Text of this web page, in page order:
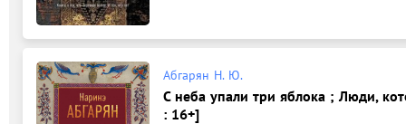
Абгарян Н. Ю.
С неба упали три яблока ; Люди,
: 16+]